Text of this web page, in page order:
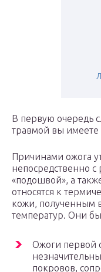
В первую очередь
травмой вы имеете
Причинами ожога
непосредственно
«подошвой», а
относятся к
кожи, полученным
температур. Они
Ожоги первой
покровов,